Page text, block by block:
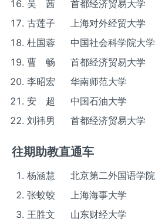
吴 茜 首都经济贸易大学
古莲子 上海对外经贸大学
杜国蓉 中国社会科学院大学
曹 畅 首都经济贸易大学
李昭宏 华南师范大学
安 超 中国石油大学
刘祎男 首都经济贸易大学
往期助教直通车
杨涵慧 北京第二外国语学院
张蛟蛟 上海海事大学
王胜文 山东财经大学